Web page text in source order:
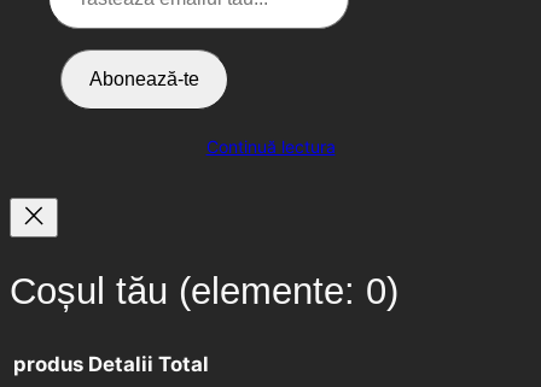
emailul
tău...
Abonează-te
Continuă lectura
Coșul tău (elemente: 0)
produs Detalii Total